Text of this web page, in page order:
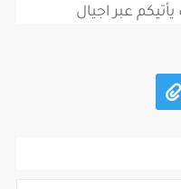
عبر اجيال